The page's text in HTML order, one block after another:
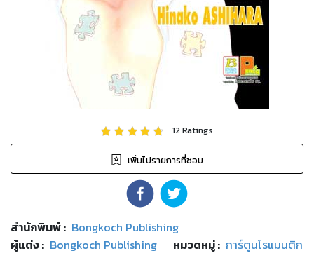
12Ratings
เพิ่มไปรายการที่ชอบ
สำนักพิมพ์: Bongkoch Publishing
ผู้แต่ง : Bongkoch Publishing หมวดหมู่: การ์ตูนโรแมนติก